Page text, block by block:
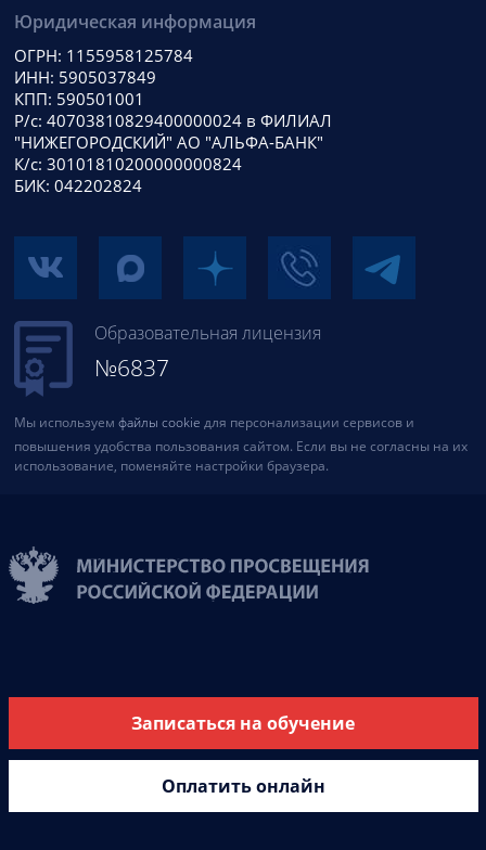
Юридическая информация
ОГРН: 1155958125784
ИНН: 5905037849
КПП: 590501001
Р/с: 40703810829400000024 в ФИЛИАЛ
"НИЖЕГОРОДСКИЙ" АО "АЛЬФА-БАНК"
К/с: 30101810200000000824
БИК: 042202824
Образовательная лицензия
№6837
Мы используем файлы cookie для персонализации сервисов и
повышения удобства пользования сайтом. Если вы не согласны на их
использование, поменяйте настройки браузера.
Записаться на обучение
Оплатить онлайн